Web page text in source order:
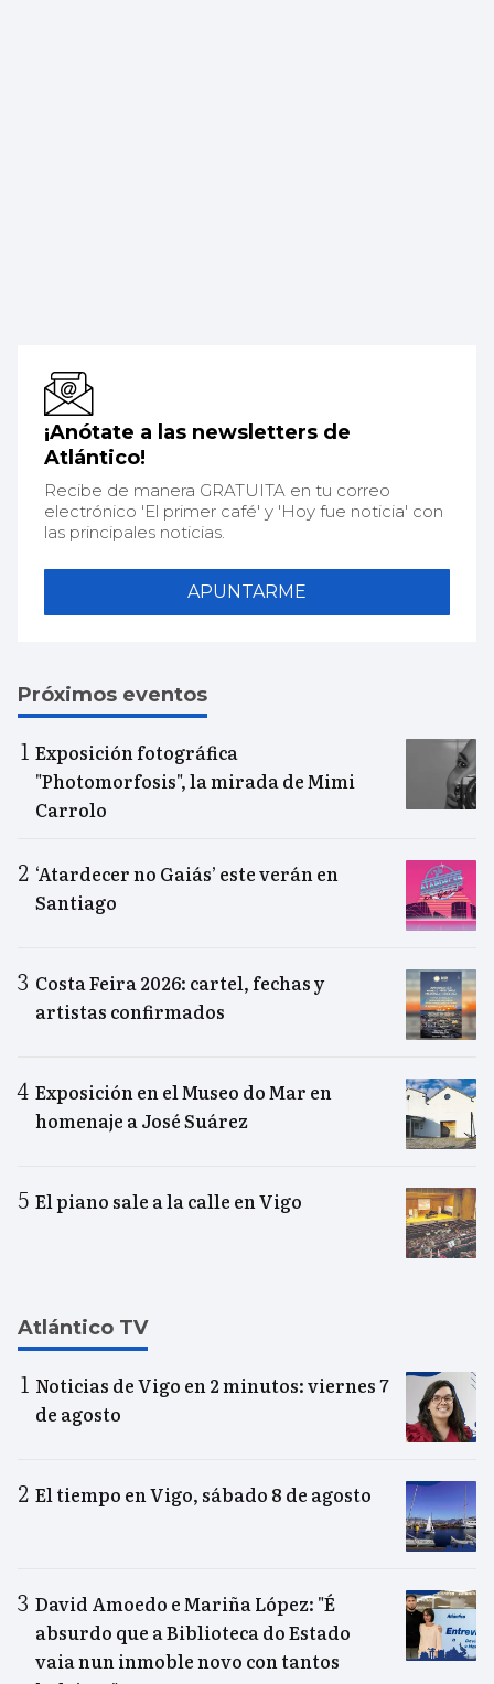
¡Anótate a las newsletters de
Atlántico!
Recibe de manera GRATUITA en tu correo
electrónico 'El primer café' y 'Hoy fue noticia' con
las principales noticias.
APUNTARME
Próximos eventos
Exposición fotográfica
"Photomorfosis", la mirada de Mimi
Carrolo
‘Atardecer no Gaiás’ este verán en
Santiago
Costa Feira 2026: cartel, fechas y
artistas confirmados
Exposición en el Museo do Mar en
homenaje a José Suárez
El piano sale a la calle en Vigo
Atlántico TV
Noticias de Vigo en 2 minutos: viernes 7
de agosto
El tiempo en Vigo, sábado 8 de agosto
David Amoedo e Mariña López: "É
absurdo que a Biblioteca do Estado
vaia nun inmoble novo con tantos